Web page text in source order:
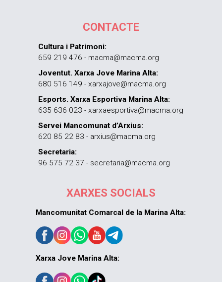
CONTACTE
Cultura i Patrimoni:
659 219 476 - macma@macma.org
Joventut. Xarxa Jove Marina Alta:
680 516 149 - xarxajove@macma.org
Esports. Xarxa Esportiva Marina Alta:
635 636 023 - xarxaesportiva@macma.org
Servei Mancomunat d’Arxius:
620 85 22 83 - arxius@macma.org
Secretaria:
96 575 72 37 - secretaria@macma.org
XARXES SOCIALS
Mancomunitat Comarcal de la Marina Alta:
Xarxa Jove Marina Alta: